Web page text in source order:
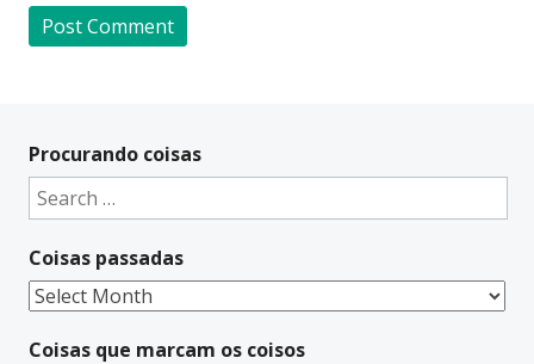
t
e
a
t
i
v
Procurando coisas
Search
for:
Coisas passadas
Coisas
Coisas que marcam os coisos